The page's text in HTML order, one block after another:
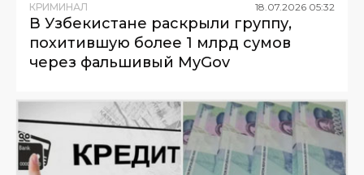
КРИМИНАЛ 18.07.2026 05:32
В Узбекистане раскрыли группу,
похитившую более 1 млрд сумов
через фальшивый MyGov